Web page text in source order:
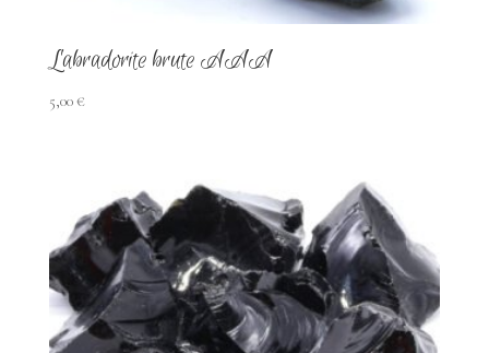
Labradorite brute AAA
5,00€